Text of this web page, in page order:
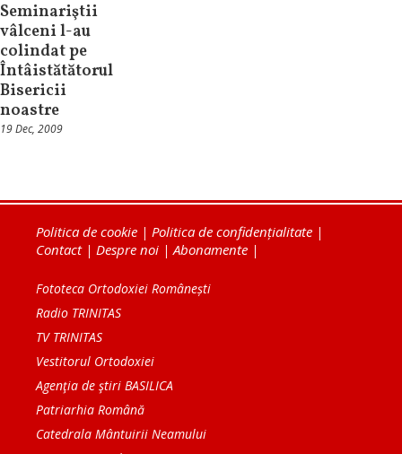
Seminariştii
vâlceni l-au
colindat pe
Întâistătătorul
Bisericii
noastre
19 Dec, 2009
Politica de cookie | Politica de confidențialitate |
Contact| Despre noi |Abonamente |
Fototeca Ortodoxiei Românești
Radio TRINITAS
TV TRINITAS
Vestitorul Ortodoxiei
Agenţia de ştiri BASILICA
Patriarhia Română
Catedrala Mântuirii Neamului